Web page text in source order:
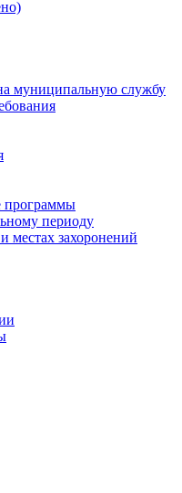
муниципальную службу
программы
периоду
местах захоронений